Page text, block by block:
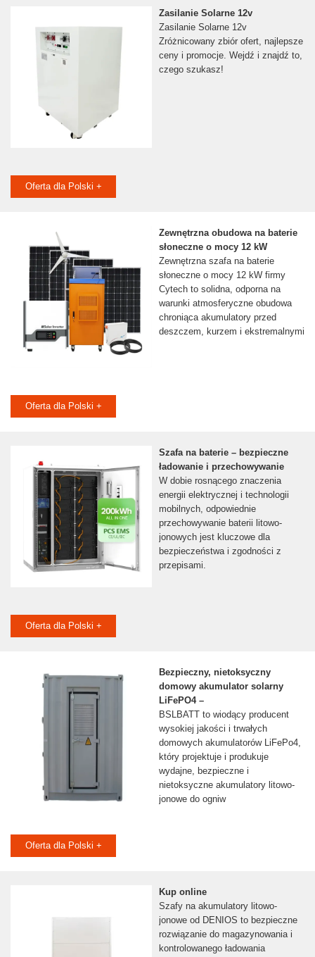
Zasilanie Solarne 12v
Zasilanie Solarne 12v
Zróżnicowany zbiór ofert, najlepsze
ceny i promocje. Wejdź i znajdź to,
czego szukasz!
Oferta dla Polski +
Zewnętrzna obudowa na baterie
słoneczne o mocy 12 kW
Zewnętrzna szafa na baterie
słoneczne o mocy 12 kW firmy
Cytech to solidna, odporna na
warunki atmosferyczne obudowa
chroniąca akumulatory przed
deszczem, kurzem i ekstremalnymi
Oferta dla Polski +
Szafa na baterie – bezpieczne
ładowanie i przechowywanie
W dobie rosnącego znaczenia
energii elektrycznej i technologii
mobilnych, odpowiednie
przechowywanie baterii litowo-
jonowych jest kluczowe dla
bezpieczeństwa i zgodności z
przepisami.
Oferta dla Polski +
Bezpieczny, nietoksyczny
domowy akumulator solarny
LiFePO4 –
BSLBATT to wiodący producent
wysokiej jakości i trwałych
domowych akumulatorów LiFePo4,
który projektuje i produkuje
wydajne, bezpieczne i
nietoksyczne akumulatory litowo-
jonowe do ogniw
Oferta dla Polski +
Kup online
Szafy na akumulatory litowo-
jonowe od DENIOS to bezpieczne
rozwiązanie do magazynowania i
kontrolowanego ładowania